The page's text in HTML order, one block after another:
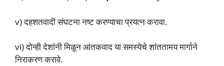
v) दहशतवादी संघटना नष्ट करण्याचा प्रयत्न करावा.
vi) दोन्ही देशांनी मिळून आंतकवाद या समस्येचे शांततामय मार्गाने
निराकरण करावे.